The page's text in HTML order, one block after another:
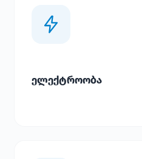
ელექტროობა